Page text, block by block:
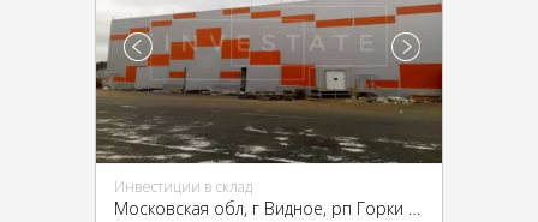
Инвестиции в склад
Московская обл, г Видное, рп Горки Ленинские, Промзона Технопарк улица Восточная, Московская обл., промзона Технопарк, Восточная ул.